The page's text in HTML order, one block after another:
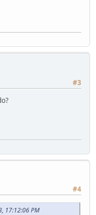
#3
#4
17:12:06 PM